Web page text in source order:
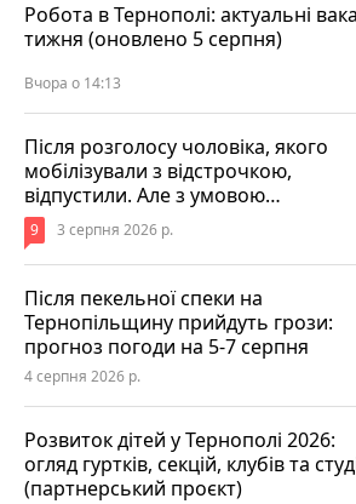
Робота в Тернополі: актуальні
тижня (оновлено 5 серпня)
Вчора о 14:13
Після розголосу чоловіка, якого
мобілізували з відстрочкою,
відпустили. Але з умовою…
9 3 серпня 2026 р.
Після пекельної спеки на
Тернопільщину прийдуть грози:
прогноз погоди на 5-7 серпня
4 серпня 2026 р.
Розвиток дітей у Тернополі 2026:
огляд гуртків, секцій, клубів та
(партнерський проєкт)